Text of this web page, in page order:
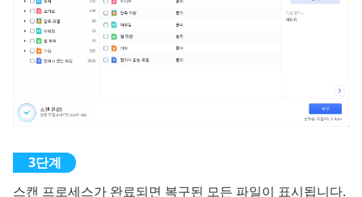
스캔 프로세스가 완료되면 복구된 모든 파일이 표시됩니다.